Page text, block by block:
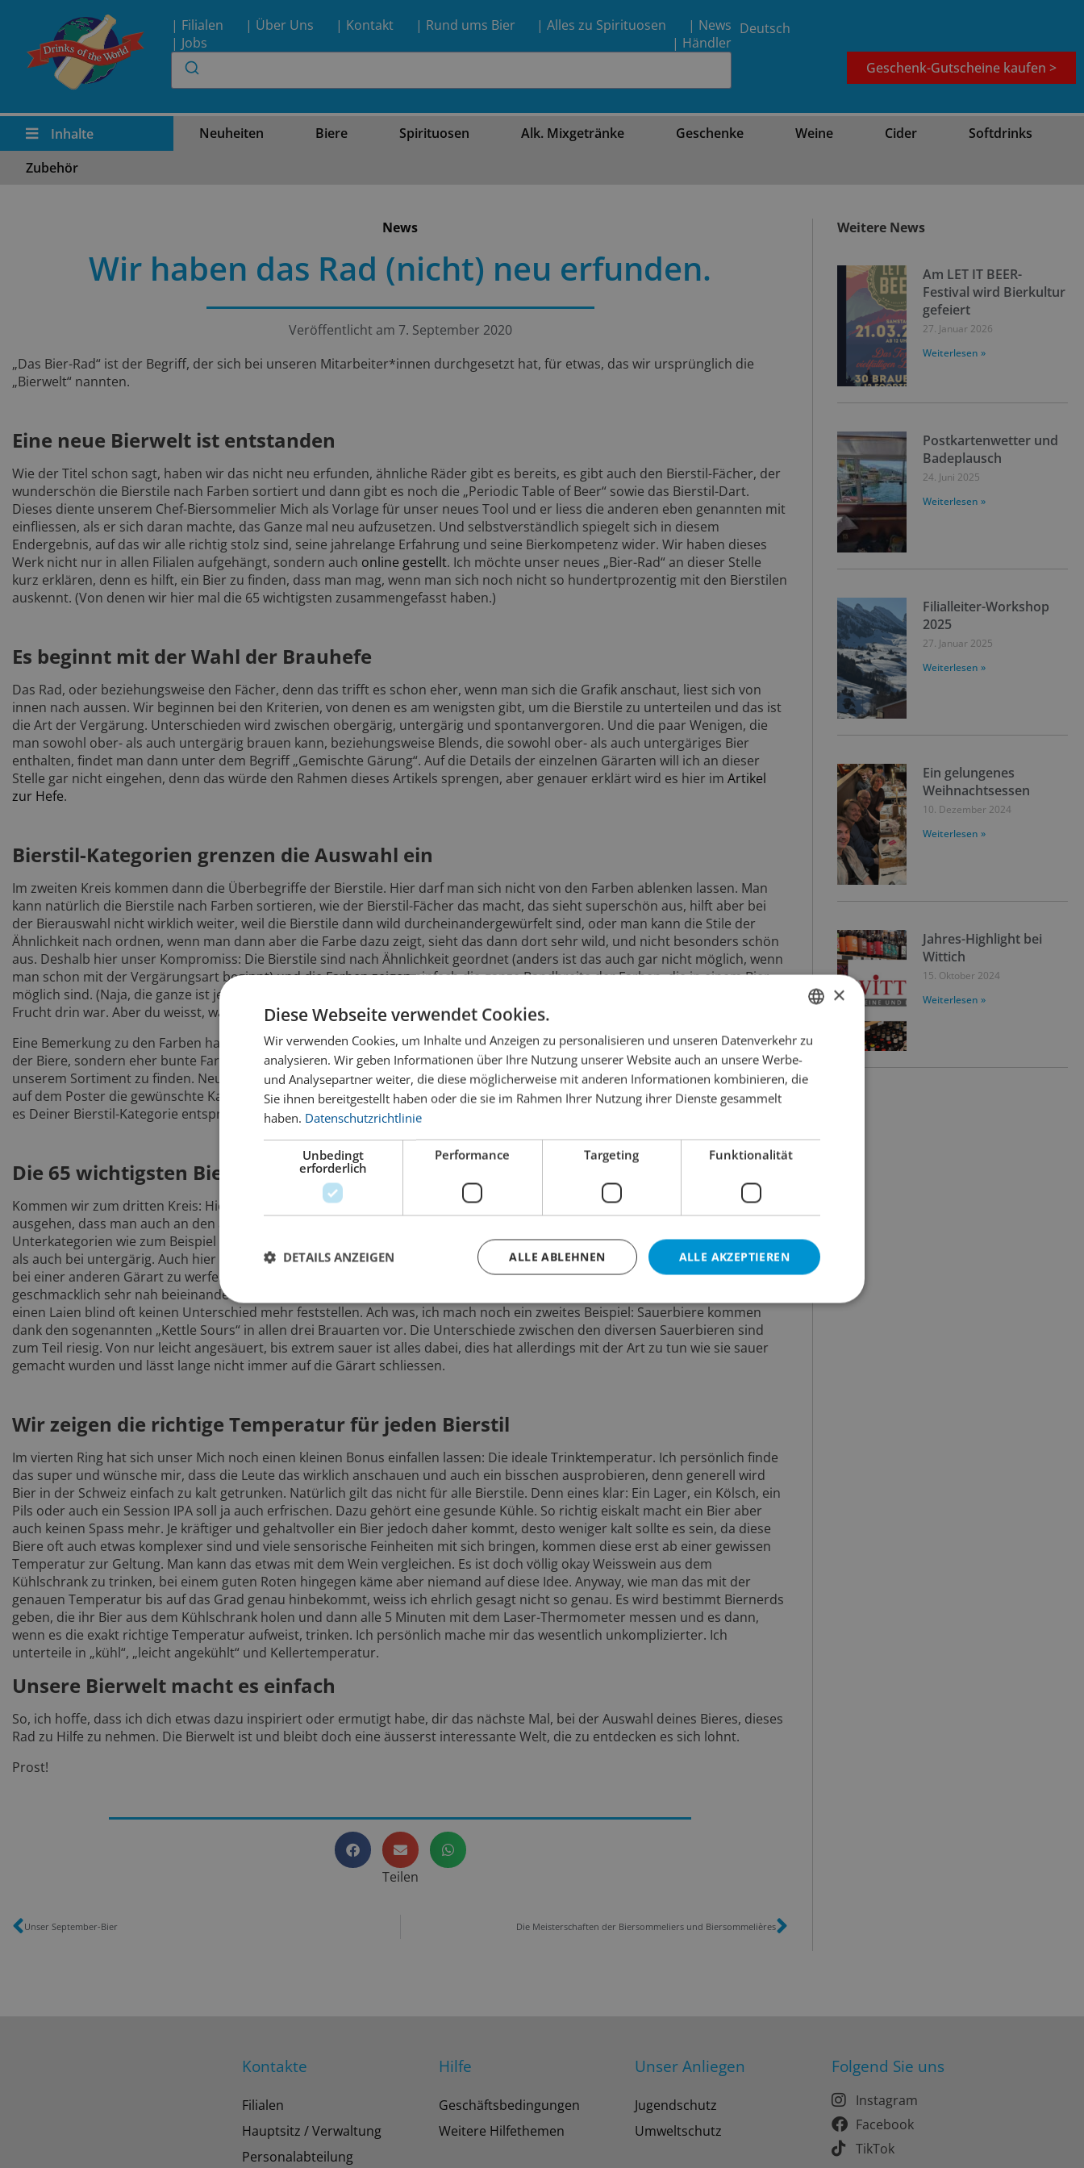
| Filialen | Über Uns | Kontakt | Rund ums Bier | Alles zu Spirituosen
| News
| Jobs
| Händler
Deutsch
Geschenk-Gutscheine kaufen >
Inhalte Neuheiten Biere Spirituosen Alk. Mixgetränke Geschenke Weine Cider
Softdrinks
Zubehör
News
Wir haben das Rad (nicht) neu erfunden.
Veröffentlicht am 7. September 2020
„Das Bier-Rad“ ist der Begriff, der sich bei unseren Mitarbeiter*innen durchgesetzt hat, für etwas, das wir ursprünglich die
„Bierwelt“ nannten.
Eine neue Bierwelt ist entstanden
Wie der Titel schon sagt, haben wir das nicht neu erfunden, ähnliche Räder gibt es bereits, es gibt auch den Bierstil-Fächer, der
wunderschön die Bierstile nach Farben sortiert und dann gibt es noch die „Periodic Table of Beer“ sowie das Bierstil-Dart.
Dieses diente unserem Chef-Biersommelier Mich als Vorlage für unser neues Tool und er liess die anderen eben genannten mit
einfliessen, als er sich daran machte, das Ganze mal neu aufzusetzen. Und selbstverständlich spiegelt sich in diesem
Endergebnis, auf das wir alle richtig stolz sind, seine jahrelange Erfahrung und seine Bierkompetenz wider. Wir haben dieses
Werk nicht nur in allen Filialen aufgehängt, sondern auch online gestellt. Ich möchte unser neues „Bier-Rad“ an dieser Stelle
kurz erklären, denn es hilft, ein Bier zu finden, dass man mag, wenn man sich noch nicht so hundertprozentig mit den Bierstilen
auskennt. (Von denen wir hier mal die 65 wichtigsten zusammengefasst haben.)
Es beginnt mit der Wahl der Brauhefe
Das Rad, oder beziehungsweise den Fächer, denn das trifft es schon eher, wenn man sich die Grafik anschaut, liest sich von
innen nach aussen. Wir beginnen bei den Kriterien, von denen es am wenigsten gibt, um die Bierstile zu unterteilen und das ist
die Art der Vergärung. Unterschieden wird zwischen obergärig, untergärig und spontanvergoren. Und die paar Wenigen, die
man sowohl ober- als auch untergärig brauen kann, beziehungsweise Blends, die sowohl ober- als auch untergäriges Bier
enthalten, findet man dann unter dem Begriff „Gemischte Gärung“. Auf die Details der einzelnen Gärarten will ich an dieser
Stelle gar nicht eingehen, denn das würde den Rahmen dieses Artikels sprengen, aber genauer erklärt wird es hier im Artikel
zur Hefe.
Bierstil-Kategorien grenzen die Auswahl ein
Im zweiten Kreis kommen dann die Überbegriffe der Bierstile. Hier darf man sich nicht von den Farben ablenken lassen. Man
kann natürlich die Bierstile nach Farben sortieren, wie der Bierstil-Fächer das macht, das sieht superschön aus, hilft aber bei
der Bierauswahl nicht wirklich weiter, weil die Bierstile dann wild durcheinandergewürfelt sind, oder man kann die Stile der
Ähnlichkeit nach ordnen, wenn man dann aber die Farbe dazu zeigt, sieht das dann dort sehr wild, und nicht besonders schön
aus. Deshalb hier unser Kompromiss: Die Bierstile sind nach Ähnlichkeit geordnet (anders ist das auch gar nicht möglich, wenn
man schon mit der Vergärungsart beginnt) und die Farben zeigen einfach die ganze Bandbreite der Farben, die in einem Bier
möglich sind. (Naja, die ganze ist jetzt übertrieben. Ich hatte gerade letztens ein Bier, das war lila, weil da irgendeine exotische
Frucht drin war. Aber du weisst, was ich meine. ;))
Eine Bemerkung zu den Farben habe ich noch – auf den Postern in unseren Filialen verwenden wir nicht die möglichen Farben
der Biere, sondern eher bunte Farben. Der „bunte“ Farbcode macht es Dir noch einfacher, eine bestimmte Bierstil-Kategorie in
unserem Sortiment zu finden. Neu sind alle unsere Biere mit der Farbe der Bierstil-Kategorie gekennzeichnet. So suchst Du Dir
auf dem Poster die gewünschte Kategorie, merkst Dir die Farbe und weisst bei jedem Bier im Gestell oder im Kühlschrank, ob
es Deiner Bierstil-Kategorie entspricht.
Die 65 wichtigsten Bierstile
Kommen wir zum dritten Kreis: Hier kommen nun ganz konkret die Bierstile. Wenn einem also ein Stil zusagt, kann man davon
ausgehen, dass man auch an den anderen Stilen in derselben Unterkategorie Gefallen finden wird. Aber natürlich sind diverse
Unterkategorien wie zum Beispiel
oder Spezial doppelt vertreten, nämlich sowohl bei ober-
als auch bei untergärig. Auch hier ist es sinnvoll, bei Gefallen eines Bierstiles, auch mal einen Blick auf dieselbe Unterkategorie
bei einer anderen Gärart zu werfen. Um nur ein Beispiel zu nennen:
(obergärig) undBaltic Porter
(untergärig) liegen
geschmacklich sehr nah beieinander und dank der modernen Interpretationen junger, wilder, Craft-Breweries, lässt sich für
einen Laien blind oft keinen Unterschied mehr feststellen. Ach was, ich mach noch ein zweites Beispiel: Sauerbiere kommen
dank den sogenannten „Kettle Sours“ in allen drei Brauarten vor. Die Unterschiede zwischen den diversen Sauerbieren sind
zum Teil riesig. Von nur leicht angesäuert, bis extrem sauer ist alles dabei, dies hat allerdings mit der Art zu tun wie sie sauer
gemacht wurden und lässt lange nicht immer auf die Gärart schliessen.
Wir zeigen die richtige Temperatur für jeden Bierstil
Im vierten Ring hat sich unser Mich noch einen kleinen Bonus einfallen lassen: Die ideale Trinktemperatur. Ich persönlich finde
das super und wünsche mir, dass die Leute das wirklich anschauen und auch ein bisschen ausprobieren, denn generell wird
Bier in der Schweiz einfach zu kalt getrunken. Natürlich gilt das nicht für alle Bierstile. Denn eines klar: Ein Lager, ein Kölsch, ein
Pils oder auch ein Session IPA soll ja auch erfrischen. Dazu gehört eine gesunde Kühle. So richtig eiskalt macht ein Bier aber
auch keinen Spass mehr. Je kräftiger und gehaltvoller ein Bier jedoch daher kommt, desto weniger kalt sollte es sein, da diese
Biere oft auch etwas komplexer sind und viele sensorische Feinheiten mit sich bringen, kommen diese erst ab einer gewissen
Temperatur zur Geltung. Man kann das etwas mit dem Wein vergleichen. Es ist doch völlig okay Weisswein aus dem
Kühlschrank zu trinken, bei einem guten Roten hingegen käme aber niemand auf diese Idee. Anyway, wie man das mit der
genauen Temperatur bis auf das Grad genau hinbekommt, weiss ich ehrlich gesagt nicht so genau. Es wird bestimmt Biernerds
geben, die ihr Bier aus dem Kühlschrank holen und dann alle 5 Minuten mit dem Laser-Thermometer messen und es dann,
wenn es die exakt richtige Temperatur aufweist, trinken. Ich persönlich mache mir das wesentlich unkomplizierter. Ich
unterteile in „kühl“, „leicht angekühlt“ und Kellertemperatur.
Unsere Bierwelt macht es einfach
So, ich hoffe, dass ich dich etwas dazu inspiriert oder ermutigt habe, dir das nächste Mal, bei der Auswahl deines Bieres, dieses
Rad zu Hilfe zu nehmen. Die Bierwelt ist und bleibt doch eine äusserst interessante Welt, die zu entdecken es sich lohnt.
Prost!
Teilen
Unser September-Bier Die Meisterschaften der Biersommeliers und Biersommelières
Weitere News
Am LET IT BEER-
Festival wird Bierkultur
gefeiert
27. Januar 2026
Weiterlesen »
Postkartenwetter und
Badeplausch
24. Juni 2025
Weiterlesen »
Filialleiter-Workshop
2025
27. Januar 2025
Weiterlesen »
Ein gelungenes
Weihnachtsessen
10. Dezember 2024
Weiterlesen »
Jahres-Highlight bei
Wittich
15. Oktober 2024
Weiterlesen »
Kontakte
Filialen
Hauptsitz / Verwaltung
Personalabteilung
Hilfe
Geschäftsbedingungen
Weitere Hilfethemen
Unser Anliegen
Jugendschutz
Umweltschutz
Folgend Sie uns
Instagram
Facebook
TikTok
GERMAN
FRENCH
×
Diese Webseite verwendet Cookies.
Wir verwenden Cookies, um Inhalte und Anzeigen zu personalisieren und unseren Datenverkehr zu
analysieren. Wir geben Informationen über Ihre Nutzung unserer Website auch an unsere Werbe-
und Analysepartner weiter, die diese möglicherweise mit anderen Informationen kombinieren, die
Sie ihnen bereitgestellt haben oder die sie im Rahmen Ihrer Nutzung ihrer Dienste gesammelt
haben. Datenschutzrichtlinie
Unbedingt
erforderlich
Performance Targeting Funktionalität
ALLE AKZEPTIEREN
ALLE ABLEHNEN
DETAILS ANZEIGEN